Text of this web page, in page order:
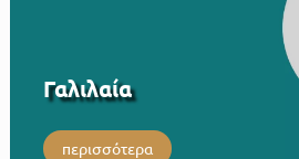
Γαλιλαία
περισσότερα